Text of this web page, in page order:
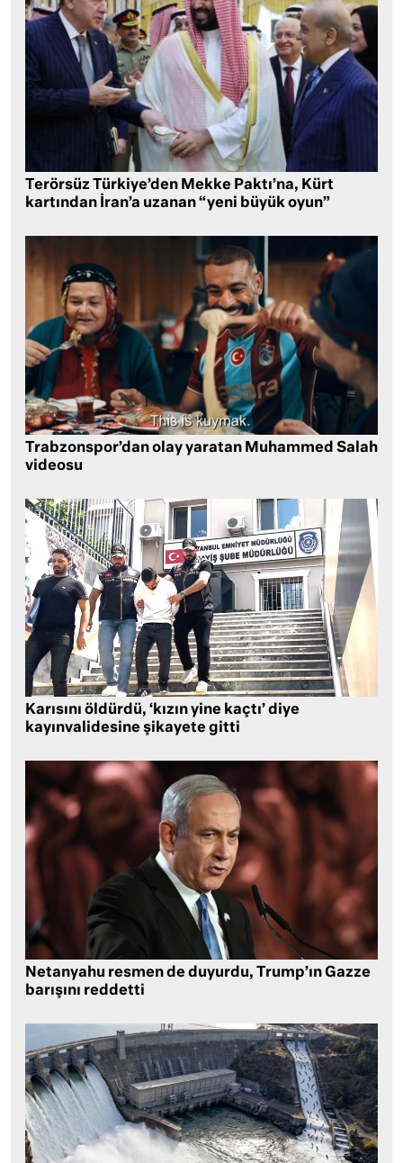
Terörsüz Türkiye’den Mekke Paktı’na, Kürt
kartından İran’a uzanan “yeni büyük oyun”
Trabzonspor’dan olay yaratan Muhammed Salah
videosu
Karısını öldürdü, ‘kızın yine kaçtı’ diye
kayınvalidesine şikayete gitti
Netanyahu resmen de duyurdu, Trump’ın Gazze
barışını reddetti